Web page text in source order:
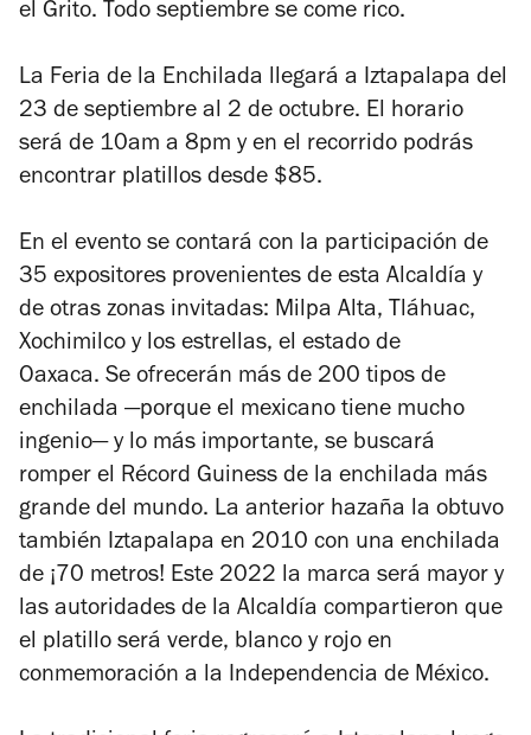
el Grito. Todo septiembre se come rico.
La Feria de la Enchilada llegará a Iztapalapa del
23 de septiembre al 2 de octubre. El horario
será de 10am a 8pm y en el recorrido podrás
encontrar platillos desde $85.
En el evento se contará con la participación de
35 expositores provenientes de esta Alcaldía y
de otras zonas invitadas: Milpa Alta, Tláhuac,
Xochimilco y los estrellas, el estado de
Oaxaca. Se ofrecerán más de 200 tipos de
enchilada —porque el mexicano tiene mucho
ingenio— y lo más importante, se buscará
romper el Récord Guiness de la enchilada más
grande del mundo. La anterior hazaña la obtuvo
también Iztapalapa en 2010 con una enchilada
de ¡70 metros! Este 2022 la marca será mayor y
las autoridades de la Alcaldía compartieron que
el platillo será verde, blanco y rojo en
conmemoración a la Independencia de México.